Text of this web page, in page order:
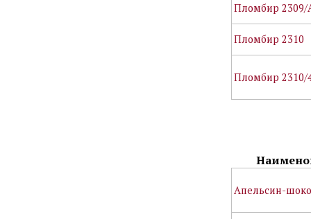
Пломбир 2309/
Пломбир 2310
Пломбир 2310/
Апельсин-